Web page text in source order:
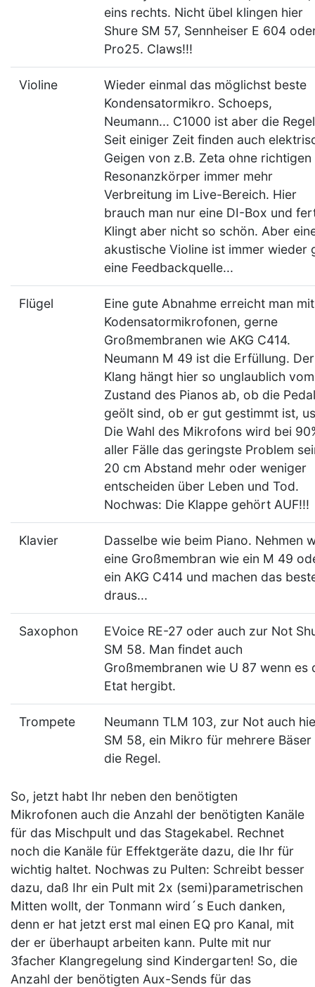
eins rechts. Nicht übel klingen hier
Shure SM 57, Sennheiser E 604
Pro25. Claws!!!
Violine
Wieder einmal das möglichst beste
Kondensatormikro. Schoeps,
Neumann... C1000 ist aber die
Seit einiger Zeit finden auch
Geigen von z.B. Zeta ohne richtigen
Resonanzkörper immer mehr
Verbreitung im Live-Bereich. Hier
brauch man nur eine DI-Box und
Klingt aber nicht so schön. Aber
akustische Violine ist immer wieder
eine Feedbackquelle...
Flügel
Eine gute Abnahme erreicht man
Kodensatormikrofonen, gerne
Großmembranen wie AKG C414.
Neumann M 49 ist die Erfüllung. Der
Klang hängt hier so unglaublich vom
Zustand des Pianos ab, ob die
geölt sind, ob er gut gestimmt ist,
Die Wahl des Mikrofons wird bei
aller Fälle das geringste Problem
20 cm Abstand mehr oder weniger
entscheiden über Leben und Tod.
Nochwas: Die Klappe gehört AUF!!!
Klavier
Dasselbe wie beim Piano. Nehmen
eine Großmembran wie ein M 49
ein AKG C414 und machen das
draus...
Saxophon
EVoice RE-27 oder auch zur Not
SM 58. Man findet auch
Großmembranen wie U 87 wenn es
Etat hergibt.
Trompete
Neumann TLM 103, zur Not auch
SM 58, ein Mikro für mehrere Bäser
die Regel.
So, jetzt habt Ihr neben den benötigten
Mikrofonen auch die Anzahl der benötigten Kanäle
für das Mischpult und das Stagekabel. Rechnet
noch die Kanäle für Effektgeräte dazu, die Ihr für
wichtig haltet. Nochwas zu Pulten: Schreibt besser
dazu, daß Ihr ein Pult mit 2x (semi)parametrischen
Mitten wollt, der Tonmann wird´s Euch danken,
denn er hat jetzt erst mal einen EQ pro Kanal, mit
der er überhaupt arbeiten kann. Pulte mit nur
3facher Klangregelung sind Kindergarten! So, die
Anzahl der benötigten Aux-Sends für das